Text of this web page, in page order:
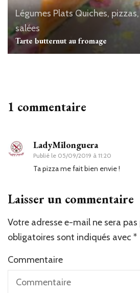
LégumesPlatsQuiches,
salées
Tarte butternut au fromage
1 commentaire
LadyMilonguera
Publié le 05/09/2019 à 11:20
Ta pizza me fait bien envie !
Laisser un commentaire
Votre adresse e-mail ne sera pas
obligatoires sont indiqués avec *
Commentaire